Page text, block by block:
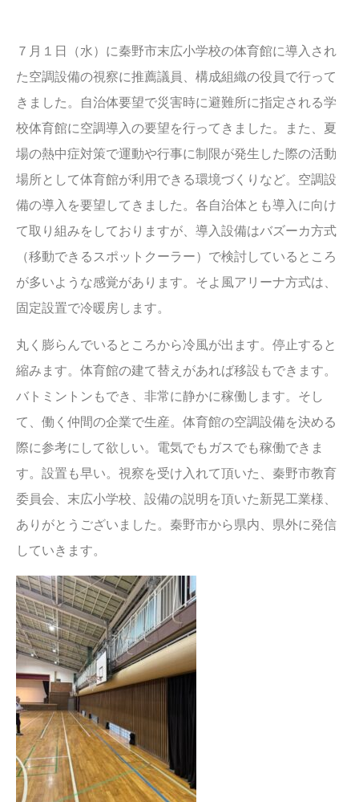
７月１日（水）に秦野市末広小学校の体育館に導入され
た空調設備の視察に推薦議員、構成組織の役員で行って
きました。自治体要望で災害時に避難所に指定される学
校体育館に空調導入の要望を行ってきました。また、夏
場の熱中症対策で運動や行事に制限が発生した際の活動
場所として体育館が利用できる環境づくりなど。空調設
備の導入を要望してきました。各自治体とも導入に向け
て取り組みをしておりますが、導入設備はバズーカ方式
（移動できるスポットクーラー）で検討しているところ
が多いような感覚があります。そよ風アリーナ方式は、
固定設置で冷暖房します。
丸く膨らんでいるところから冷風が出ます。停止すると
縮みます。体育館の建て替えがあれば移設もできます。
バトミントンもでき、非常に静かに稼働します。そし
て、働く仲間の企業で生産。体育館の空調設備を決める
際に参考にして欲しい。電気でもガスでも稼働できま
す。設置も早い。視察を受け入れて頂いた、秦野市教育
委員会、末広小学校、設備の説明を頂いた新晃工業様、
ありがとうございました。秦野市から県内、県外に発信
していきます。